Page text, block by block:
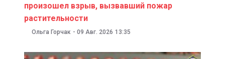
произошел взрыв, вызвавший пожар
растительности
Ольга Горчак - 09 Авг. 2026 13:35